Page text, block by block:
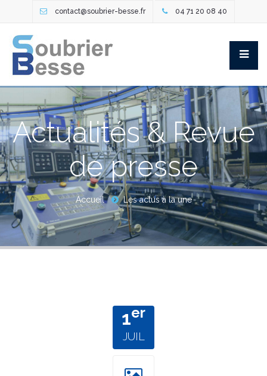
contact@soubrier-besse.fr 04 71 20 08 40
Actualités & Revue
de presse
Accueil Les actus à la une
1er
JUIL